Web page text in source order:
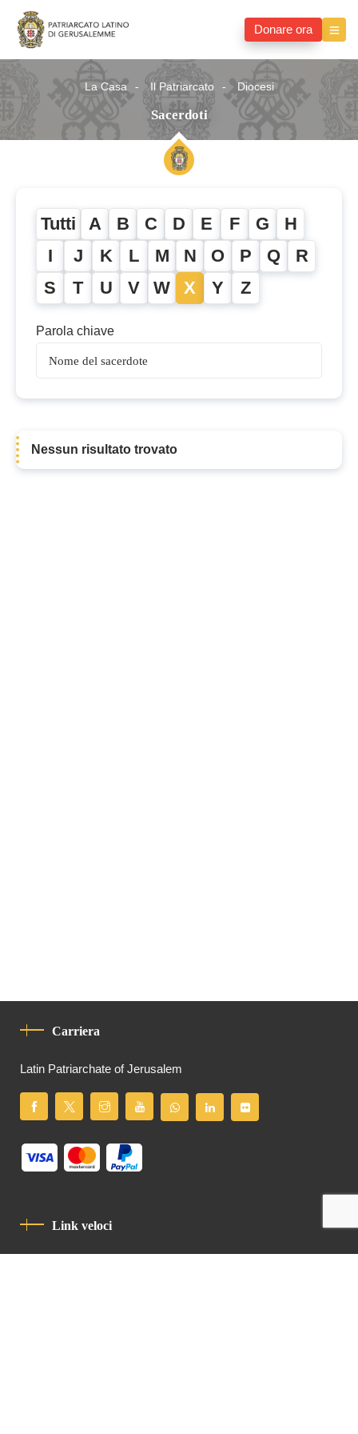
Donare ora
La Casa Il Patriarcato Diocesi
Sacerdoti
Tutti A B C D E F G H
I J K L M N O P Q R
S T U V W X Y Z
Parola chiave
Sacerdoti
Nessun risultato trovato
Carriera
Latin Patriarchate of Jerusalem
Link veloci